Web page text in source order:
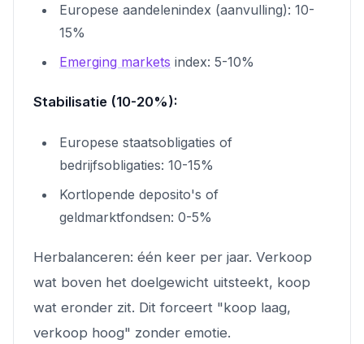
Europese aandelenindex (aanvulling): 10-
15%
Emerging markets index: 5-10%
Stabilisatie (10-20%):
Europese staatsobligaties of
bedrijfsobligaties: 10-15%
Kortlopende deposito's of
geldmarktfondsen: 0-5%
Herbalanceren: één keer per jaar. Verkoop
wat boven het doelgewicht uitsteekt, koop
wat eronder zit. Dit forceert "koop laag,
verkoop hoog" zonder emotie.